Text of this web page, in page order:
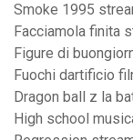
Smoke 1995
Facciamola finita
Figure di
Fuochi dartificio
Dragon ball z la
High school